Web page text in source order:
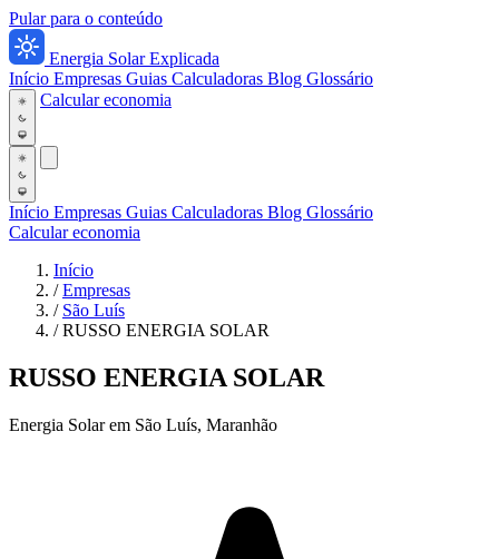
Pular para o conteúdo
Energia Solar Explicada
Início Empresas Guias Calculadoras Blog Glossário
Calcular economia
Início Empresas Guias Calculadoras Blog Glossário
Calcular economia
Início
/ Empresas
/ São Luís
/ RUSSO ENERGIA SOLAR
RUSSO ENERGIA SOLAR
Energia Solar em São Luís, Maranhão